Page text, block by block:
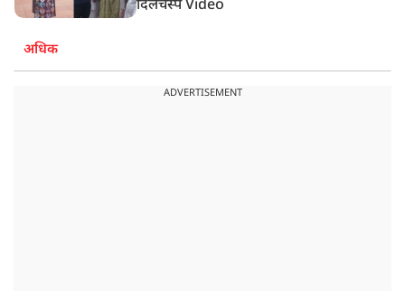
दिलचस्प Video
अधिक
ADVERTISEMENT